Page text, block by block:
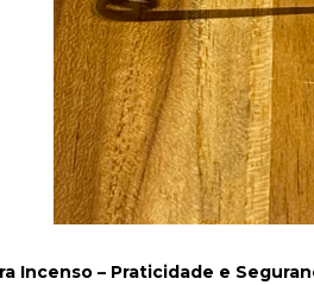
Incenso – Praticidade e